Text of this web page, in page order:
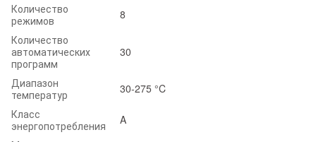
Количество
режимов
8
Количество
автоматических
программ
30
Диапазон
температур
30-275 °C
Класс
энергопотребления
A